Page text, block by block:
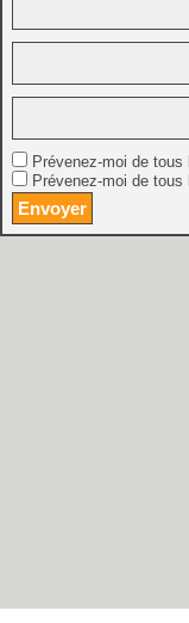
Prévenez-moi de
Prévenez-moi de